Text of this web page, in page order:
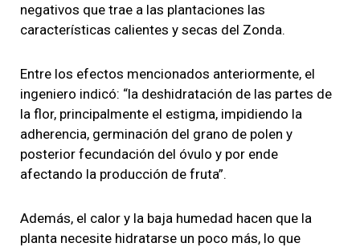
negativos que trae a las plantaciones las
características calientes y secas del Zonda.
Entre los efectos mencionados anteriormente, el
ingeniero indicó: “la deshidratación de las partes de
la flor, principalmente el estigma, impidiendo la
adherencia, germinación del grano de polen y
posterior fecundación del óvulo y por ende
afectando la producción de fruta”.
Además, el calor y la baja humedad hacen que la
planta necesite hidratarse un poco más, lo que